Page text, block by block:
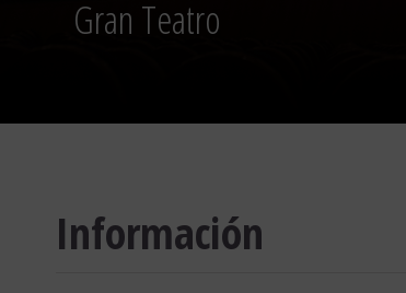
Gran Teatro
Información